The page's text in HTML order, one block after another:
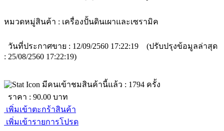
หมวดหมู่สินค้า : เครื่องปั้นดินเผาและเซรามิค
วันที่ประกาศขาย : 12/09/2560 17:22:19 (ปรับปรุงข้อมูลล่าสุด
: 25/08/2560 17:22:19)
มีคนเข้าชมสินค้านี้แล้ว : 1794 ครั้ง
ราคา : 90.00 บาท
เพิ่มเข้าตะกร้าสินค้า
เพิ่มเข้ารายการโปรด